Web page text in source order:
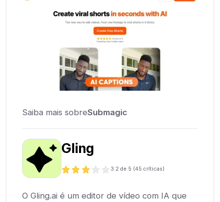
Saiba mais sobreSubmagic
Gling
3.2 de 5 (45 críticas)
O Gling.ai é um editor de vídeo com IA que